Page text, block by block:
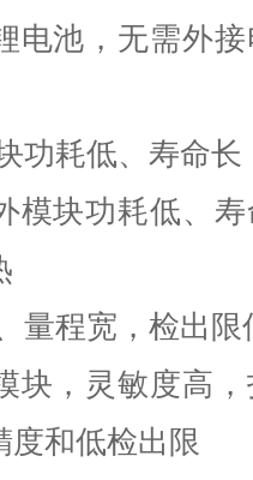
池，无需外接
耗低、寿命长
块功耗低、寿
程宽，检出限
，灵敏度高，
度和低检出限